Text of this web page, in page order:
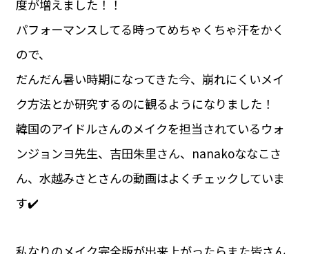
度が増えました！！
パフォーマンスしてる時ってめちゃくちゃ汗をかく
ので、
だんだん暑い時期になってきた今、崩れにくいメイ
ク方法とか研究するのに観るようになりました！
韓国のアイドルさんのメイクを担当されているウォ
ンジョンヨ先生、吉田朱里さん、nanakoななこさ
ん、水越みさとさんの動画はよくチェックしていま
す✔️